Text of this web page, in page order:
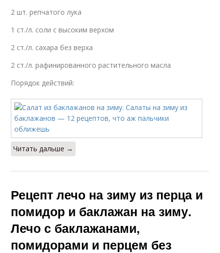
2 шт. репчатого лука
1 ст./л. соли с высоким верхом
2 ст./л. сахара без верха
2 ст./л. рафинированного растительного масла
Порядок действий:
Читать дальше →
Рецепт лечо на зиму из перца и
помидор и баклажан на зиму.
Лечо с баклажанами,
помидорами и перцем без